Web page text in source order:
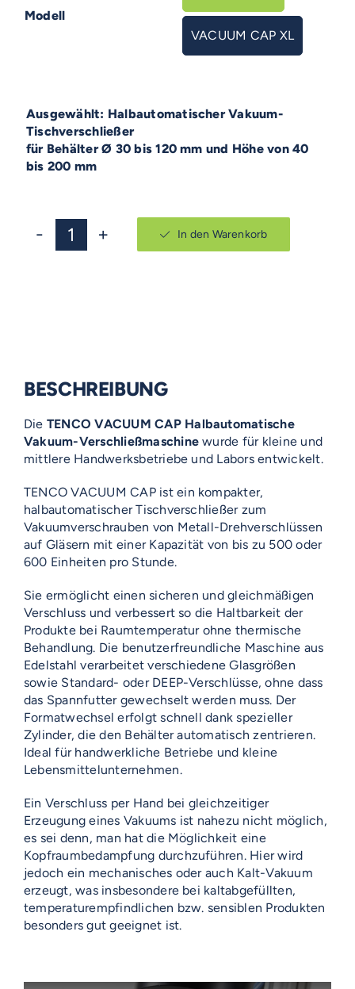
Modell
VACUUM CAP XL
Halbautomatischer Vakuum-
Tischverschließer
für Behälter Ø 30 bis 120 mm und Höhe von 40
bis 200 mm
TENCO
In den Warenkorb
BESCHREIBUNG
Die TENCO VACUUM CAP Halbautomatische
Vakuum-Verschließmaschine wurde für kleine und
mittlere Handwerksbetriebe und Labors entwickelt.
TENCO VACUUM CAP ist ein kompakter,
halbautomatischer Tischverschließer zum
Vakuumverschrauben von Metall-Drehverschlüssen
auf Gläsern mit einer Kapazität von bis zu 500 oder
600 Einheiten pro Stunde.
Sie ermöglicht einen sicheren und gleichmäßigen
Verschluss und verbessert so die Haltbarkeit der
Produkte bei Raumtemperatur ohne thermische
Behandlung. Die benutzerfreundliche Maschine aus
Edelstahl verarbeitet verschiedene Glasgrößen
sowie Standard- oder DEEP-Verschlüsse, ohne dass
das Spannfutter gewechselt werden muss. Der
Formatwechsel erfolgt schnell dank spezieller
Zylinder, die den Behälter automatisch zentrieren.
Ideal für handwerkliche Betriebe und kleine
Lebensmittelunternehmen.
Ein Verschluss per Hand bei gleichzeitiger
Erzeugung eines Vakuums ist nahezu nicht möglich,
es sei denn, man hat die Möglichkeit eine
Kopfraumbedampfung durchzuführen. Hier wird
jedoch ein mechanisches oder auch Kalt-Vakuum
erzeugt, was insbesondere bei kaltabgefüllten,
temperaturempfindlichen bzw. sensiblen Produkten
besonders gut geeignet ist.